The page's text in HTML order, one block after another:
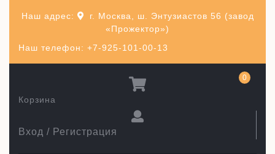
Наш телефон: +7-925-101-00-13
Наш адрес:
г. Москва, ш. Энтузиастов 56 (завод
«Прожектор»)
Вход / Регистрация
Корзина
0